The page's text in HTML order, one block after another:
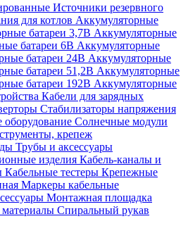
Источники резервного
для котлов Аккумуляторные
батареи 3,7В Аккумуляторные
батареи 6В Аккумуляторные
батареи 24В Аккумуляторные
батареи 51,2В Аккумуляторные
батареи 192В Аккумуляторные
Кабели для зарядных
Стабилизаторы напряжения
оборудование Солнечные модули
крепеж
Трубы и аксессуары
изделия Кабель-каналы и
Кабельные тестеры Крепежные
Маркеры кабельные
Монтажная площадка
Спиральный рукав